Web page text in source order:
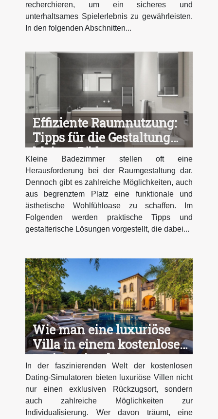
recherchieren, um ein sicheres und
unterhaltsames Spielerlebnis zu gewährleisten.
In den folgenden Abschnitten...
Effiziente Raumnutzung:
Tipps für die Gestaltung
kleiner Bäder
Kleine Badezimmer stellen oft eine
Herausforderung bei der Raumgestaltung dar.
Dennoch gibt es zahlreiche Möglichkeiten, auch
aus begrenztem Platz eine funktionale und
ästhetische Wohlfühloase zu schaffen. Im
Folgenden werden praktische Tipps und
gestalterische Lösungen vorgestellt, die dabei...
Wie man eine luxuriöse
Villa in einem kostenlosen
Dating-Simulator
restauriert
In der faszinierenden Welt der kostenlosen
Dating-Simulatoren bieten luxuriöse Villen nicht
nur einen exklusiven Rückzugsort, sondern
auch zahlreiche Möglichkeiten zur
Individualisierung. Wer davon träumt, eine